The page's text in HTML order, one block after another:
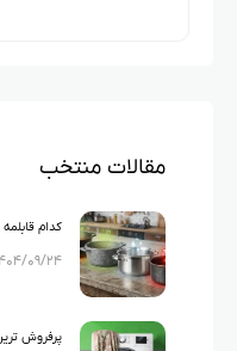
مقالات منتخب
کدام
گرانیت و
۱۴۰۴/۰۹/
پرفروش